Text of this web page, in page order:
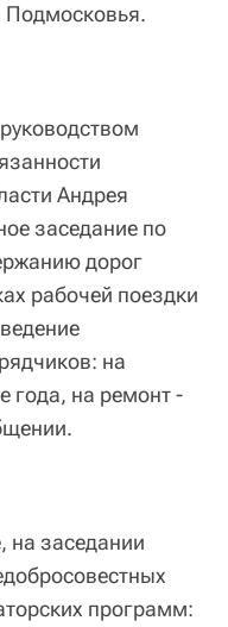
Подмосковья.
Андрея
заседание по
дорог
рабочей поездки
на
года, на ремонт -
на заседании
программ: